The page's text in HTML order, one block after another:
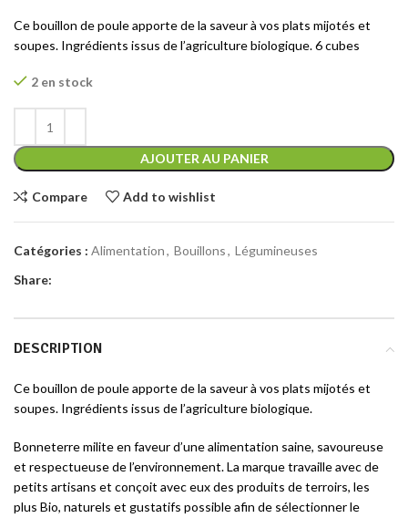
Ce bouillon de poule apporte de la saveur à vos plats mijotés et
soupes. Ingrédients issus de l’agriculture biologique. 6 cubes
2 en stock
AJOUTER AU PANIER
Compare Add to wishlist
Catégories : Alimentation, Bouillons, Légumineuses
Share:
DESCRIPTION
Ce bouillon de poule apporte de la saveur à vos plats mijotés et
soupes. Ingrédients issus de l’agriculture biologique.
Bonneterre milite en faveur d’une alimentation saine, savoureuse
et respectueuse de l’environnement. La marque travaille avec de
petits artisans et conçoit avec eux des produits de terroirs, les
plus Bio, naturels et gustatifs possible afin de sélectionner le